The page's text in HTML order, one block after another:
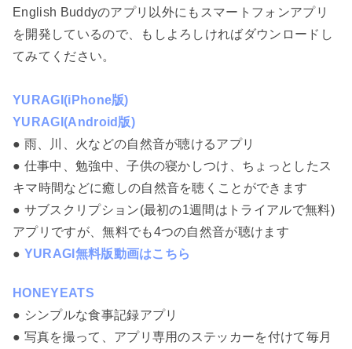
English Buddyのアプリ以外にもスマートフォンアプリ
を開発しているので、もしよろしければダウンロードし
てみてください。
YURAGI(iPhone版)
YURAGI(Android版)
● 雨、川、火などの自然音が聴けるアプリ
● 仕事中、勉強中、子供の寝かしつけ、ちょっとしたス
キマ時間などに癒しの自然音を聴くことができます
● サブスクリプション(最初の1週間はトライアルで無料)
アプリですが、無料でも4つの自然音が聴けます
● YURAGI無料版動画はこちら
HONEYEATS
● シンプルな食事記録アプリ
● 写真を撮って、アプリ専用のステッカーを付けて毎月